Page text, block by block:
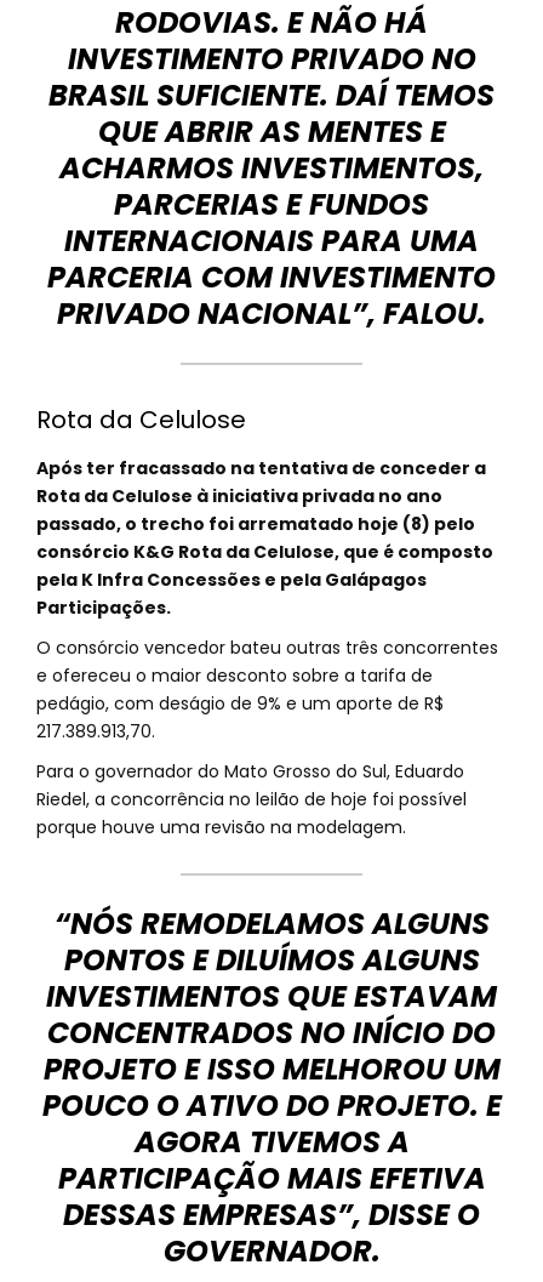
RODOVIAS. E NÃO HÁ
INVESTIMENTO PRIVADO NO
BRASIL SUFICIENTE. DAÍ TEMOS
QUE ABRIR AS MENTES E
ACHARMOS INVESTIMENTOS,
PARCERIAS E FUNDOS
INTERNACIONAIS PARA UMA
PARCERIA COM INVESTIMENTO
PRIVADO NACIONAL”, FALOU.
Rota da Celulose
Após ter fracassado na tentativa de conceder a
Rota da Celulose à iniciativa privada no ano
passado, o trecho foi arrematado hoje (8) pelo
consórcio K&G Rota da Celulose, que é composto
pela K Infra Concessões e pela Galápagos
Participações.
O consórcio vencedor bateu outras três concorrentes
e ofereceu o maior desconto sobre a tarifa de
pedágio, com deságio de 9% e um aporte de R$
217.389.913,70.
Para o governador do Mato Grosso do Sul, Eduardo
Riedel, a concorrência no leilão de hoje foi possível
porque houve uma revisão na modelagem.
“NÓS REMODELAMOS ALGUNS
PONTOS E DILUÍMOS ALGUNS
INVESTIMENTOS QUE ESTAVAM
CONCENTRADOS NO INÍCIO DO
PROJETO E ISSO MELHOROU UM
POUCO O ATIVO DO PROJETO. E
AGORA TIVEMOS A
PARTICIPAÇÃO MAIS EFETIVA
DESSAS EMPRESAS”, DISSE O
GOVERNADOR.